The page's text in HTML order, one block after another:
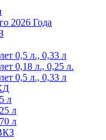
2026 Года
0,5 л., 0,33 л
0,18 л., 0,25 л.
0,5 л., 0,33 л
л
л
л